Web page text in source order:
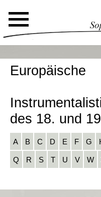
Europäische
des 18. und
A B C D E F G
Q R S T U V W